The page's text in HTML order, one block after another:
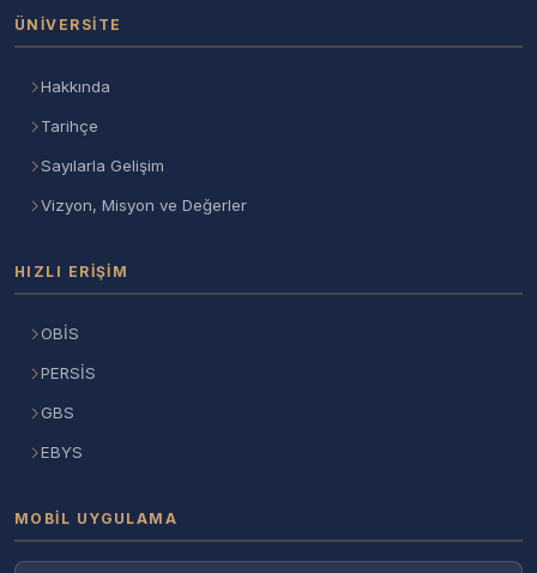
ÜNIVERSITE
Hakkında
Tarihçe
Sayılarla Gelişim
Vizyon, Misyon ve Değerler
HIZLI ERIŞIM
OBİS
PERSİS
GBS
EBYS
MOBIL UYGULAMA